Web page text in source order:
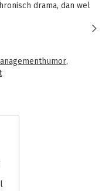
drama, dan wel
mis en wat
organisatie. Formeel
continu
mogelijke
gepruts.
Het gaat over
en
door de prut.
,